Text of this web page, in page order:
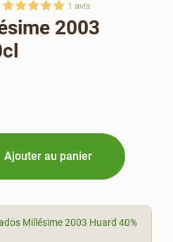
1 avis
2003
Ajouter au panier
Millésime 2003 Huard 40%